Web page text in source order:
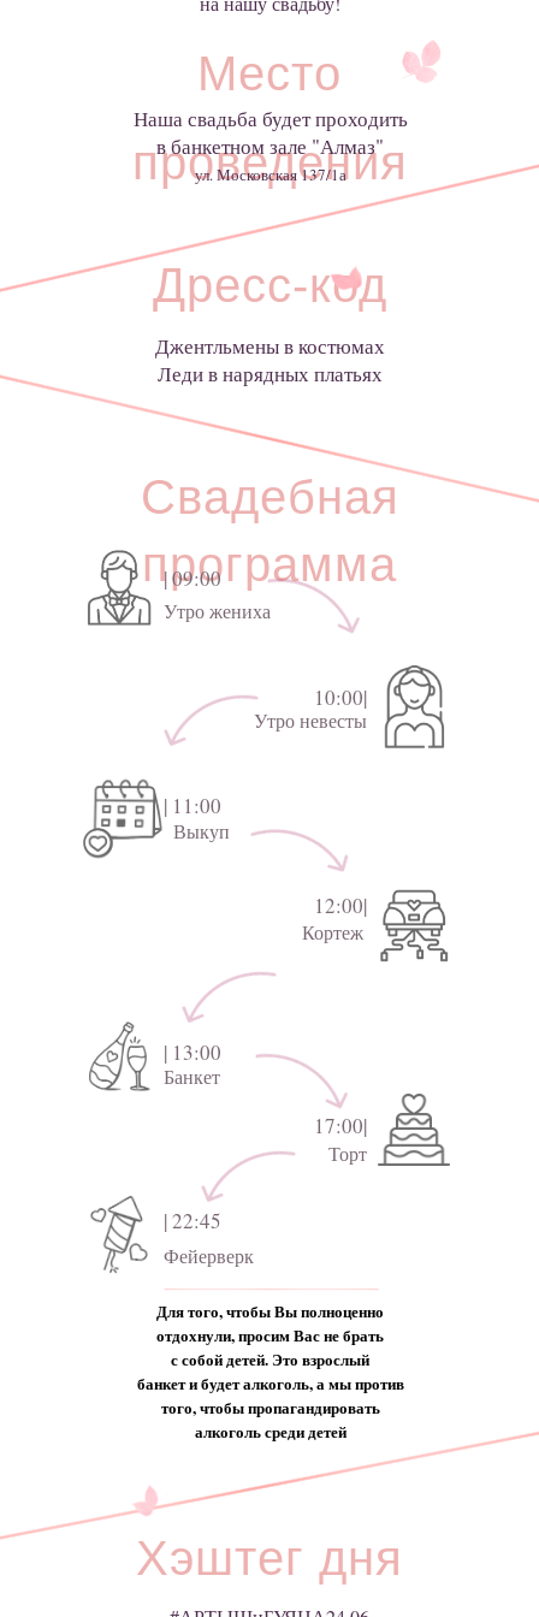
Место
проведения
Дресс-код
Свадебная
программа
Хэштег дня
Наша свадьба будет проходить
в банкетном зале "Алмаз"
10:00|
| 09:00
| 11:00
| 22:45
| 13:00
17:00|
12:00|
Утро жениха
Торт
Кортеж
Утро невесты
Выкуп
Фейерверк
Банкет
Джентльмены в костюмах
Леди в нарядных платьях
Для того, чтобы Вы полноценно
отдохнули, просим Вас не брать
с собой детей. Это взрослый
банкет и будет алкоголь, а мы против
того, чтобы пропагандировать
алкоголь среди детей
ул. Московская 137/1а